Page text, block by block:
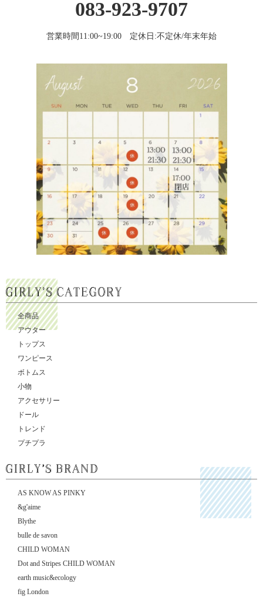
083-923-9707
営業時間11:00~19:00 定休日:不定休/年末年始
全商品
アウター
トップス
ワンピース
ボトムス
小物
アクセサリー
ドール
トレンド
プチプラ
AS KNOW AS PINKY
&g'aime
Blythe
bulle de savon
CHILD WOMAN
Dot and Stripes CHILD WOMAN
earth music&ecology
fig London